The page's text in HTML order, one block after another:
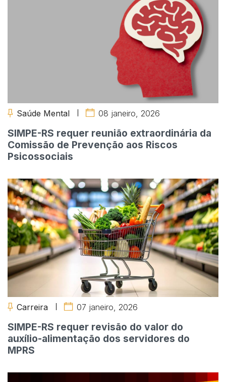
Saúde Mental 08 janeiro, 2026
SIMPE-RS requer reunião extraordinária da
Comissão de Prevenção aos Riscos
Psicossociais
Carreira 07 janeiro, 2026
SIMPE-RS requer revisão do valor do
auxílio-alimentação dos servidores do
MPRS